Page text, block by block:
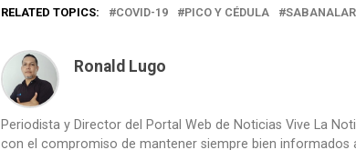
RELATED TOPICS: COVID-19 PICO Y CÉDULA
Ronald Lugo
Periodista y Director del Portal Web de Noticias Vive La
con el compromiso de mantener siempre bien informados